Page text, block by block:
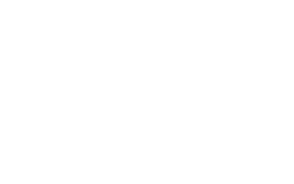
度。围绕辽河国家公园内珍禽及濒
加强生物多样性保护和恢复。（责
水资源管理制度，严守水资源开发
村厅牵头，6市政府配合；完成时